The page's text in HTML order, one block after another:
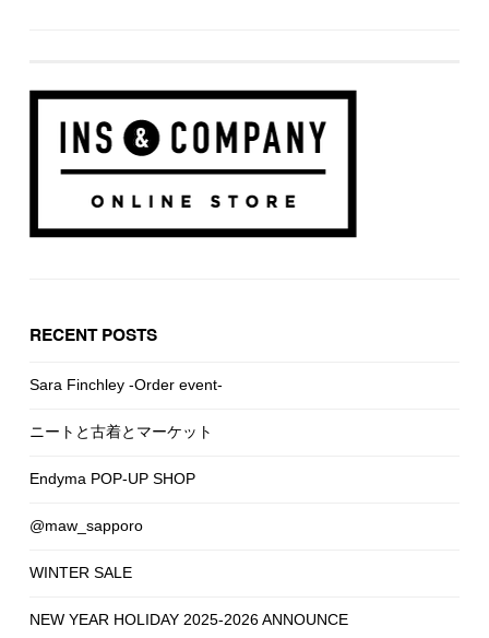
RECENT POSTS
Sara Finchley -Order event-
ニートと古着とマーケット
Endyma POP-UP SHOP
@maw_sapporo
WINTER SALE
NEW YEAR HOLIDAY 2025-2026 ANNOUNCE